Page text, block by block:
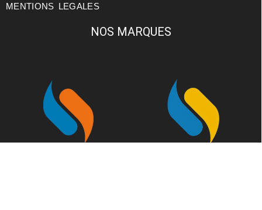
MENTIONS LEGALES
NOS MARQUES